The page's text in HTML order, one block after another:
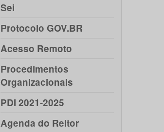
Sei
Protocolo GOV.BR
Acesso Remoto
Procedimentos
Organizacionais
PDI 2021-2025
Agenda do Reitor